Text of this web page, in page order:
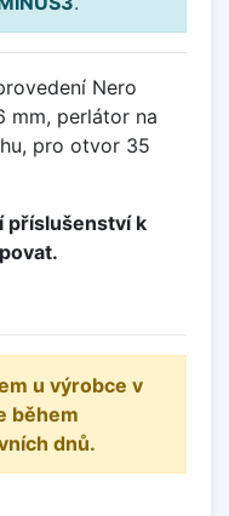
Nero
mm, perlátor na
pro otvor 35
příslušenství k
u výrobce v
během
dnů.